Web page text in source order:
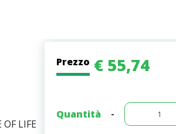
LIFE
Prezzo € 55,74
Quantità -